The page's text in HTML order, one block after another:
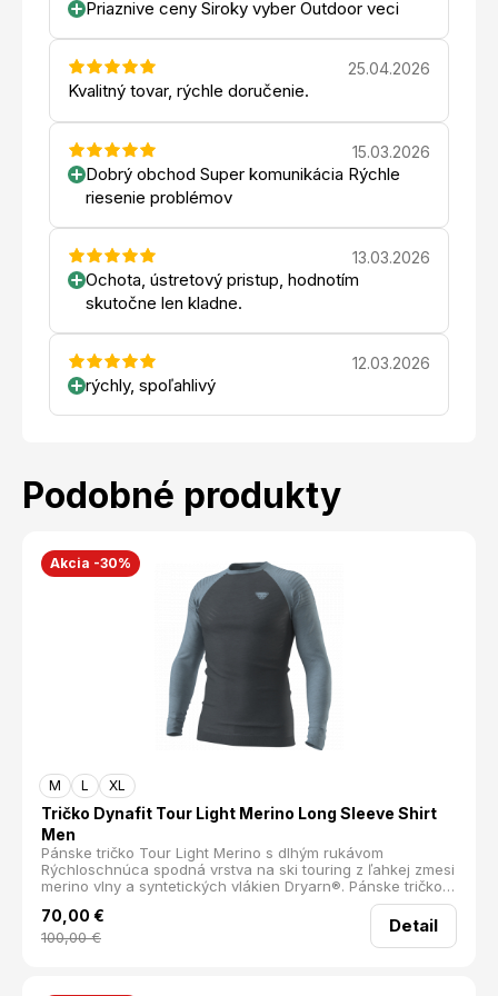
Priaznive ceny Siroky vyber Outdoor veci
25.04.2026
Kvalitný tovar, rýchle doručenie.
15.03.2026
Dobrý obchod Super komunikácia Rýchle
riesenie problémov
13.03.2026
Ochota, ústretový pristup, hodnotím
skutočne len kladne.
12.03.2026
rýchly, spoľahlivý
Podobné produkty
Akcia -30%
M L XL
Tričko Dynafit Tour Light Merino Long Sleeve Shirt
Men
Pánske tričko Tour Light Merino s dlhým rukávom
Rýchloschnúca spodná vrstva na ski touring z ľahkej zmesi
merino vlny a syntetických vlákien Dryarn®. Pánske tričko s
priedušných vlákien Dryarn® slúži ako ideálna spodná
vrstva. Inovatívna zmes vlákien zabezpečuje extrémne
rýchloschnúcu tkaninu s výbornou termoreguláciou a
70,00 €
100,00€
Detail